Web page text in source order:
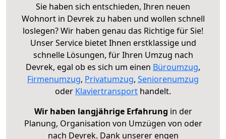
Sie haben sich entschieden, Ihren neuen
Wohnort in Devrek zu haben und wollen schnell
loslegen? Wir haben genau das Richtige für Sie!
Unser Service bietet Ihnen erstklassige und
schnelle Lösungen, für Ihren Umzug nach
Devrek, egal ob es sich um einen Büroumzug,
Firmenumzug, Privatumzug, Seniorenumzug
oder Klaviertransport handelt.
Wir haben langjährige Erfahrung in der
Planung, Organisation von Umzügen von oder
nach Devrek. Dank unserer engen